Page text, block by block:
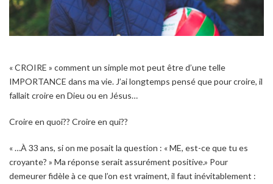
« CROIRE » comment un simple mot peut être d’une telle
IMPORTANCE dans ma vie. J’ai longtemps pensé que pour croire, il
fallait croire en Dieu ou en Jésus…
Croire en quoi?? Croire en qui??
« …À 33 ans, si on me posait la question : « ME, est-ce que tu es
croyante? » Ma réponse serait assurément positive.» Pour
demeurer fidèle à ce que l’on est vraiment, il faut inévitablement :